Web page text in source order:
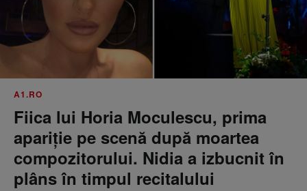
A1.RO
Fiica lui Horia Moculescu, prima
apariție pe scenă după moartea
compozitorului. Nidia a izbucnit în
plâns în timpul recitalului